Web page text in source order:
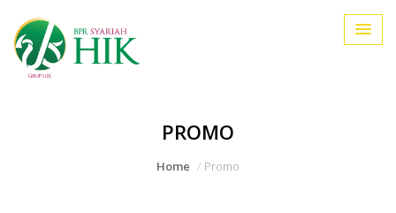
PROMO
Home Promo